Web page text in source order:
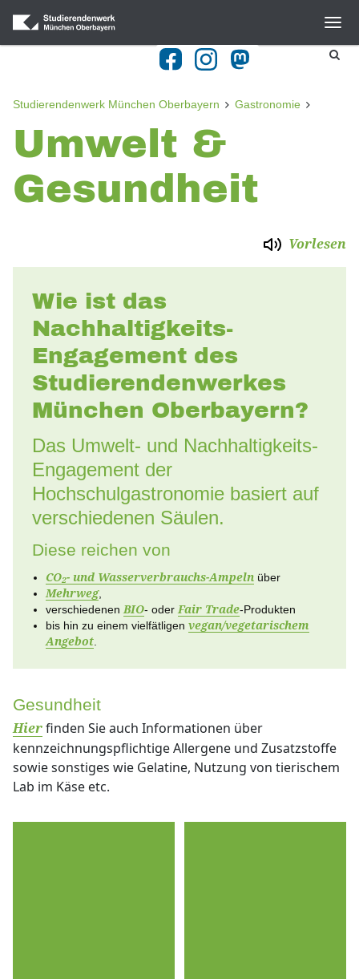
Studierendenwerk München Oberbayern Gastronomie
Umwelt &
Gesundheit
Vorlesen
Wie ist das
Nachhaltigkeits-
Engagement des
Studierendenwerkes
München Oberbayern?
Das Umwelt- und Nachhaltigkeits-
Engagement der
Hochschulgastronomie basiert auf
verschiedenen Säulen.
Diese reichen von
CO2- und Wasserverbrauchs-Ampeln über
Mehrweg,
verschiedenen BIO- oder Fair Trade-Produkten
bis hin zu einem vielfätligenvegan/vegetarischem
Angebot
Gesundheit
Hier finden Sie auch Informationen über
kennzeichnungspflichtige Allergene und Zusatzstoffe
sowie sonstiges wie Gelatine, Nutzung von tierischem
Lab im Käse etc.
Blog
Wohnheime
BAföG
Studieren mit Behinderung
Publikationen & Downloads
Über uns
Stellenangebote
Ausschreibungen